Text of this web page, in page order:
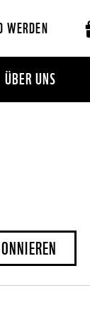
WERDEN
ÜBER UNS